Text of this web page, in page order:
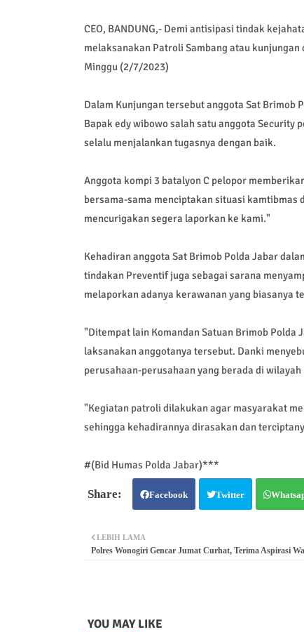
CEO, BANDUNG,- Demi antisipasi tindak
melaksanakan Patroli Sambang atau kunjungan
Minggu (2/7/2023)
Dalam Kunjungan tersebut anggota Sat Brimob
Bapak edy wibowo salah satu anggota Security
selalu menjalankan tugasnya dengan baik.
Anggota kompi 3 batalyon C pelopor
bersama-sama menciptakan situasi kamtibmas
mencurigakan segera laporkan ke kami."
Kehadiran anggota Sat Brimob Polda Jabar
tindakan Preventif juga sebagai sarana
melaporkan adanya kerawanan yang biasanya
"Ditempat lain Komandan Satuan Brimob Polda
laksanakan anggotanya tersebut. Danki
perusahaan-perusahaan yang berada di
"Kegiatan patroli dilakukan agar masyarakat
sehingga kehadirannya dirasakan dan
#(Bid Humas Polda Jabar)***
Facebook Twitter
LEBIH LAMA
Polres Wonogiri Gencar Jumat Curhat, Terima Aspirasi
YOU MAY LIKE